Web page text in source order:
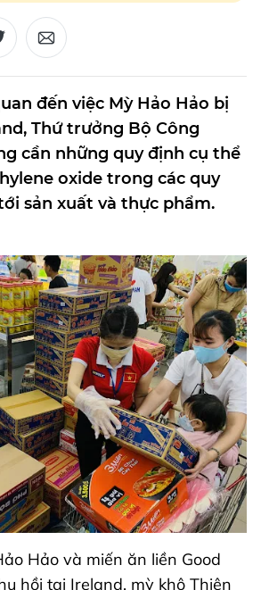
đến việc Mỳ Hảo Hảo bị
Thứ trưởng Bộ Công
cần những quy định cụ thể
oxide trong các quy
sản xuất và thực phẩm.
Hảo và miến ăn liền Good
hồi tại Ireland, mỳ khô Thiên